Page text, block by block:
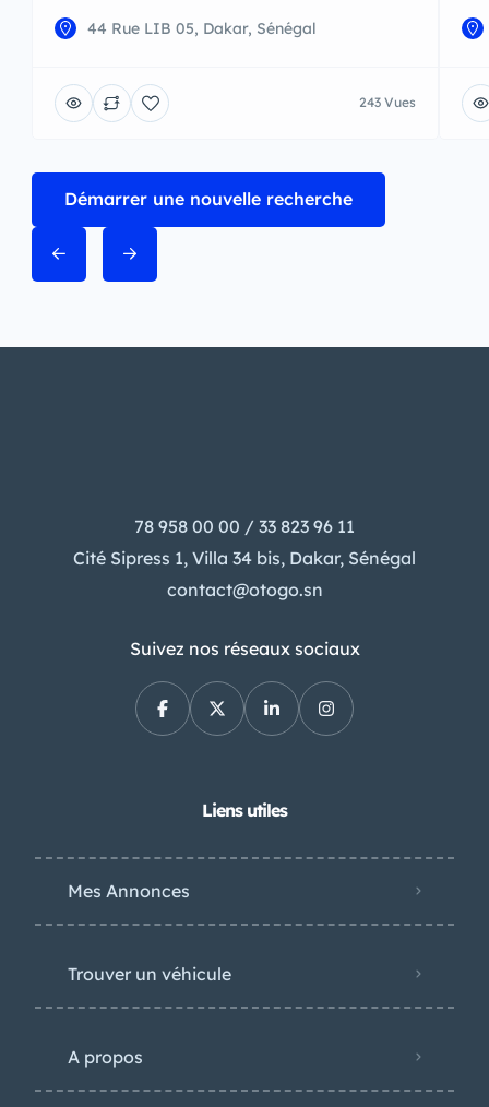
44 Rue LIB 05, Dakar, Sénégal
243 Vues
Démarrer une nouvelle recherche
78 958 00 00 / 33 823 96 11
Cité Sipress 1, Villa 34 bis, Dakar, Sénégal
contact@otogo.sn
Suivez nos réseaux sociaux
Liens utiles
Mes Annonces
Trouver un véhicule
A propos